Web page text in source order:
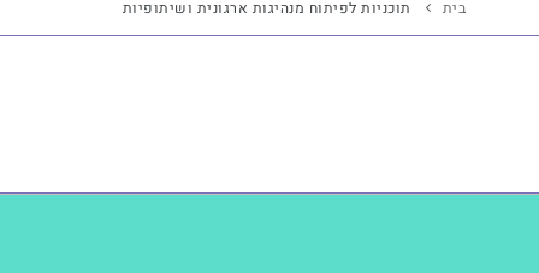
לומדים עם BIZCO
בית תוכניות לפיתוח מנהיגות ארגונית ושיתופיות